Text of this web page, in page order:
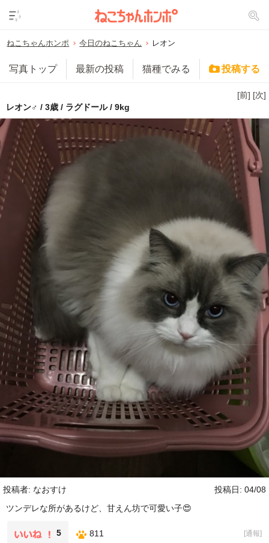
ねこちゃんホンポ 今日のねこちゃん レオン
写真トップ 最新の投稿 猫種でみる 投稿する
[前] [次]
レオン♂ / 3歳 / ラグドール / 9kg
投稿者: なおすけ
投稿日: 04/08
ツンデレな所があるけど、甘えん坊で可愛い子😍
5 811 [通報]